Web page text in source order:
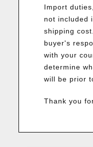
Import
not included
shipping
buyer's
with your
determine
will be prior
Thank you